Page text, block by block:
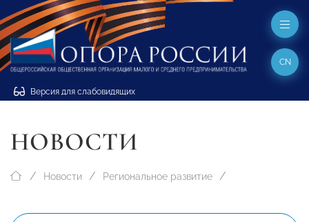
Версия для слабовидящих
CN
НОВОСТИ
Новости Региональное развитие